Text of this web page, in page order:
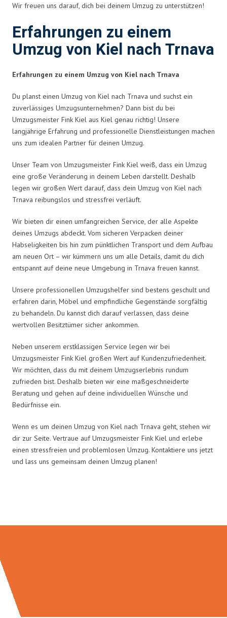
Wir freuen uns darauf, dich bei deinem Umzug zu unterstützen!
Erfahrungen zu einem
Umzug von Kiel nach Trnava
Erfahrungen zu einem Umzug von Kiel nach Trnava
Du planst einen Umzug von Kiel nach Trnava und suchst ein
zuverlässiges Umzugsunternehmen? Dann bist du bei
Umzugsmeister Fink Kiel aus Kiel genau richtig! Unsere
langjährige Erfahrung und professionelle Dienstleistungen machen
uns zum idealen Partner für deinen Umzug.
Unser Team von Umzugsmeister Fink Kiel weiß, dass ein Umzug
eine große Veränderung in deinem Leben darstellt. Deshalb
legen wir großen Wert darauf, dass dein Umzug von Kiel nach
Trnava reibungslos und stressfrei verläuft.
Wir bieten dir einen umfangreichen Service, der alle Aspekte
deines Umzugs abdeckt. Vom sicheren Verpacken deiner
Habseligkeiten bis hin zum pünktlichen Transport und dem Aufbau
am neuen Ort – wir kümmern uns um alle Details, damit du dich
entspannt auf deine neue Umgebung in Trnava freuen kannst.
Unsere professionellen Umzugshelfer sind bestens geschult und
erfahren darin, Möbel und empfindliche Gegenstände sorgfältig
zu behandeln. Du kannst dich darauf verlassen, dass deine
wertvollen Besitztümer sicher ankommen.
Neben unserem erstklassigen Service legen wir bei
Umzugsmeister Fink Kiel großen Wert auf Kundenzufriedenheit.
Wir möchten, dass du mit deinem Umzugserlebnis rundum
zufrieden bist. Deshalb bieten wir eine maßgeschneiderte
Beratung und gehen auf deine individuellen Wünsche und
Bedürfnisse ein.
Wenn es um deinen Umzug von Kiel nach Trnava geht, stehen wir
dir zur Seite. Vertraue auf Umzugsmeister Fink Kiel und erlebe
einen stressfreien und problemlosen Umzug. Kontaktiere uns jetzt
und lass uns gemeinsam deinen Umzug planen!